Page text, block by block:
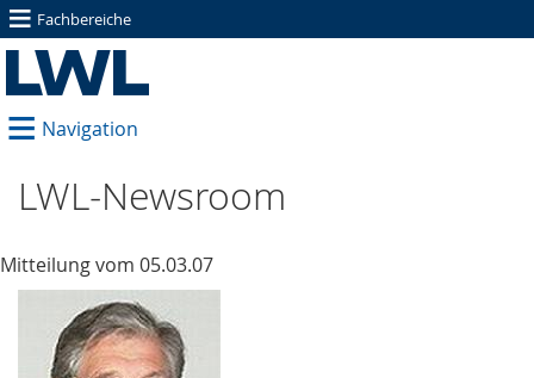
≡ Fachbereiche
≡ Navigation
LWL-Newsroom
Mitteilung vom 05.03.07